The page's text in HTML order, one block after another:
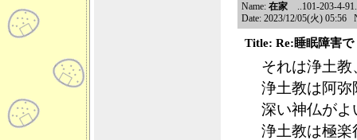
Name: 在家 ..101-203-4-
Date: 2023/12/05(火) 05:56
Title: Re:睡眠障害で
それは浄土
浄土教は阿
深い神仏がよ
浄土教は極